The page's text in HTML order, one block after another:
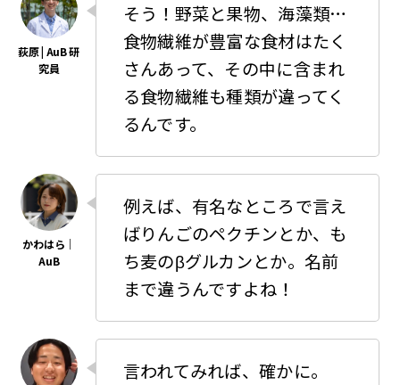
そう！野菜と果物、海藻類…
食物繊維が豊富な食材はたく
さんあって、その中に含まれ
る食物繊維も種類が違ってく
るんです。
例えば、有名なところで言え
ばりんごのペクチンとか、も
ち麦のβグルカンとか。名前
まで違うんですよね！
言われてみれば、確かに。